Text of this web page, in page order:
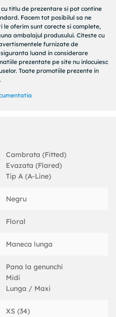
S.
Elastan
la 30 de grade, A nu se usca
titlu de prezentare si pot contine
Facem tot posibilul sa ne
oferim sunt corecte si complete,
ambalajul produsului. Citeste cu
furnizate de
luand in considerare
prezentate pe site nu inlocuiesc
Toate promotiile prezente in
Cambrata (Fitted)
Evazata (Flared)
Tip A (A-Line)
Negru
Floral
Maneca lunga
Pana la genunchi
Midi
Lunga / Maxi
XS (34)